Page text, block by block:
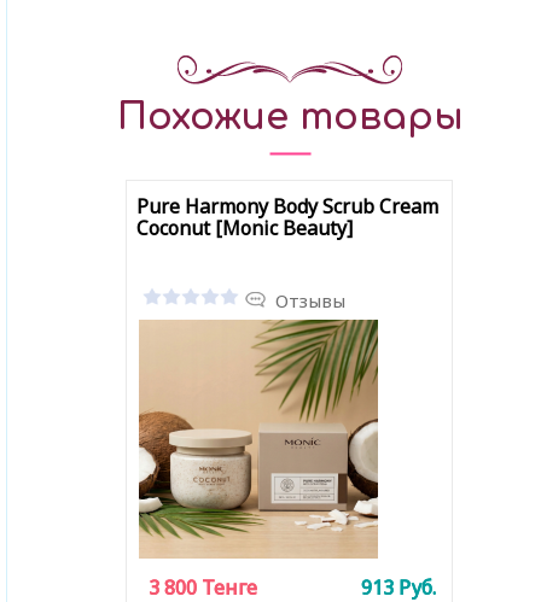
Похожие товары
Pure Harmony Body Scrub Cream
Coconut [Monic Beauty]
Отзывы
3 800 Тенге 913 Руб.
3 800 Тенге 913 Руб.